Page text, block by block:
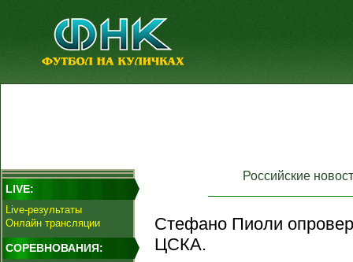
LIVE:
Live-результаты
Онлайн трансляции
СОРЕВНОВАНИЯ:
Российские
Стефано Пиоли
ЦСКА.